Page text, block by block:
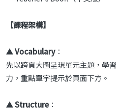
【課程架構】
▲Vocabulary：
先以跨頁大圖呈現單元主題，學
力，重點單字提示於頁面下方。
▲Structure：